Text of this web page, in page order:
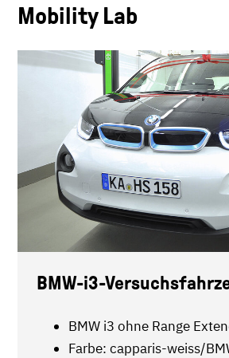
Mobility Lab
BMW-i3-
BMW i3 ohne Range
Farbe: capparis-weiss/